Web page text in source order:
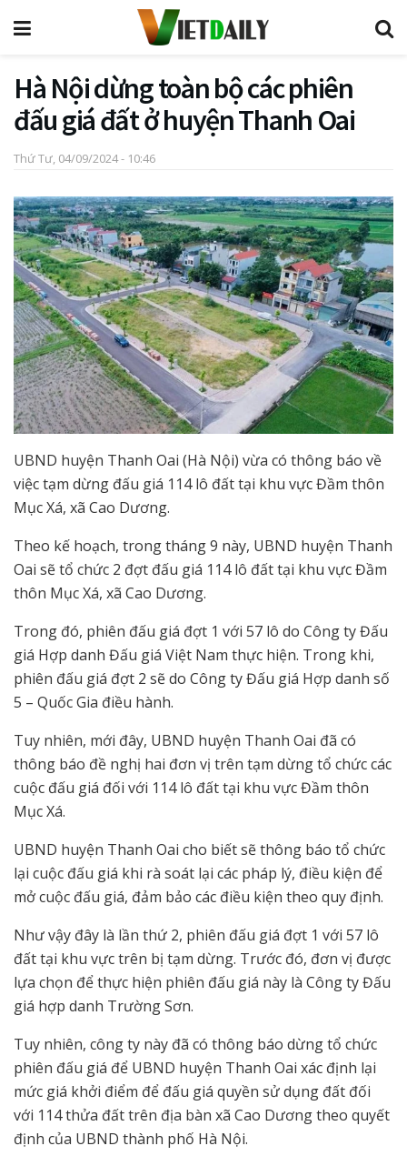
Hà Nội dừng toàn bộ các phiên
đấu giá đất ở huyện Thanh Oai
Thứ Tư, 04/09/2024 - 10:46
UBND huyện Thanh Oai (Hà Nội) vừa có thông báo về
việc tạm dừng đấu giá 114 lô đất tại khu vực Đầm thôn
Mục Xá, xã Cao Dương.
Theo kế hoạch, trong tháng 9 này, UBND huyện Thanh
Oai sẽ tổ chức 2 đợt đấu giá 114 lô đất tại khu vực Đầm
thôn Mục Xá, xã Cao Dương.
Trong đó, phiên đấu giá đợt 1 với 57 lô do Công ty Đấu
giá Hợp danh Đấu giá Việt Nam thực hiện. Trong khi,
phiên đấu giá đợt 2 sẽ do Công ty Đấu giá Hợp danh số
5 – Quốc Gia điều hành.
Tuy nhiên, mới đây, UBND huyện Thanh Oai đã có
thông báo đề nghị hai đơn vị trên tạm dừng tổ chức các
cuộc đấu giá đối với 114 lô đất tại khu vực Đầm thôn
Mục Xá.
UBND huyện Thanh Oai cho biết sẽ thông báo tổ chức
lại cuộc đấu giá khi rà soát lại các pháp lý, điều kiện để
mở cuộc đấu giá, đảm bảo các điều kiện theo quy định.
Như vậy đây là lần thứ 2, phiên đấu giá đợt 1 với 57 lô
đất tại khu vực trên bị tạm dừng. Trước đó, đơn vị được
lựa chọn để thực hiện phiên đấu giá này là Công ty Đấu
giá hợp danh Trường Sơn.
Tuy nhiên, công ty này đã có thông báo dừng tổ chức
phiên đấu giá để UBND huyện Thanh Oai xác định lại
mức giá khởi điểm để đấu giá quyền sử dụng đất đối
với 114 thửa đất trên địa bàn xã Cao Dương theo quyết
định của UBND thành phố Hà Nội.